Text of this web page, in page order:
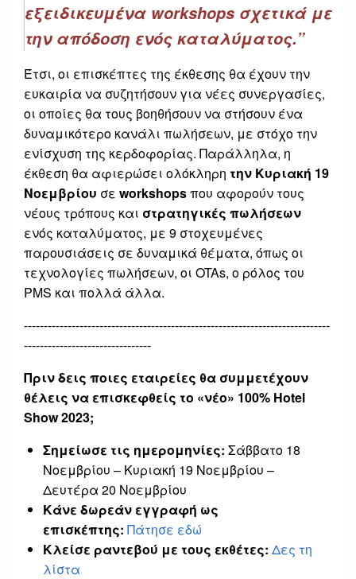
εξειδικευμένα workshops σχετικά με
την απόδοση ενός καταλύματος.”
Έτσι, οι επισκέπτες της έκθεσης θα έχουν την
ευκαιρία να συζητήσουν για νέες συνεργασίες,
οι οποίες θα τους βοηθήσουν να στήσουν ένα
δυναμικότερο κανάλι πωλήσεων, με στόχο την
ενίσχυση της κερδοφορίας. Παράλληλα, η
έκθεση θα αφιερώσει ολόκληρη την Κυριακή 19
Νοεμβρίου σε workshopsπου αφορούν τους
νέους τρόπους και στρατηγικές πωλήσεων
ενός καταλύματος, με 9 στοχευμένες
παρουσιάσεις σε δυναμικά θέματα, όπως οι
τεχνολογίες πωλήσεων, οι OTAs, ο ρόλος του
PMS και πολλά άλλα.
-----------------------------------------------------------------------------
--------------------------------
Πριν δεις ποιες εταιρείες θα συμμετέχουν
θέλεις να επισκεφθείς το «νέο» 100% Hotel
Show 2023;
Σημείωσε τις ημερομηνίες: Σάββατο 18
Νοεμβρίου – Κυριακή 19 Νοεμβρίου –
Δευτέρα 20 Νοεμβρίου
Κάνε δωρεάν εγγραφή ως
επισκέπτης: Πάτησε εδώ
Κλείσε ραντεβού με τους εκθέτες: Δες τη
λίστα